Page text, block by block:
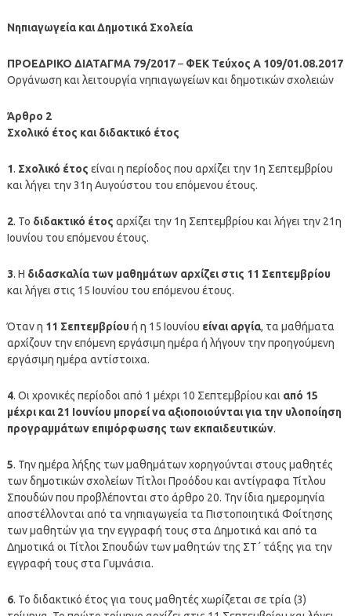
Νηπιαγωγεία και Δημοτικά Σχολεία
ΠΡΟΕΔΡΙΚΟ ΔΙΑΤΑΓΜΑ 79/2017– ΦΕΚ Τεύχος Α 109/01.08.2017
Οργάνωση και λειτουργία νηπιαγωγείων και δημοτικών σχολειών
Άρθρο 2
Σχολικό έτος και διδακτικό έτος
1. Σχολικό έτος είναι η περίοδος που αρχίζει την 1η Σεπτεμβρίου
και λήγει την 31η Αυγούστου του επόμενου έτους.
2. Το διδακτικό έτος αρχίζει την 1η Σεπτεμβρίου και λήγει την 21η
Ιουνίου του επόμενου έτους.
3. Η διδασκαλία των μαθημάτων αρχίζει στις 11 Σεπτεμβρίου
και λήγει στις 15 Ιουνίου του επόμενου έτους.
Όταν η 11 Σεπτεμβρίουή η 15 Ιουνίου είναι αργία, τα μαθήματα
αρχίζουν την επόμενη εργάσιμη ημέρα ή λήγουν την προηγούμενη
εργάσιμη ημέρα αντίστοιχα.
4. Οι χρονικές περίοδοι από 1 μέχρι 10 Σεπτεμβρίου και από 15
μέχρι και 21 Ιουνίου μπορεί να αξιοποιούνται για την υλοποίηση
προγραμμάτων επιμόρφωσης των εκπαιδευτικών.
5. Την ημέρα λήξης των μαθημάτων χορηγούνται στους μαθητές
των δημοτικών σχολείων Τίτλοι Προόδου και αντίγραφα Τίτλου
Σπουδών που προβλέπονται στο άρθρο 20. Την ίδια ημερομηνία
αποστέλλονται από τα νηπιαγωγεία τα Πιστοποιητικά Φοίτησης
των μαθητών για την εγγραφή τους στα Δημοτικά και από τα
Δημοτικά οι Τίτλοι Σπουδών των μαθητών της ΣΤ΄ τάξης για την
εγγραφή τους στα Γυμνάσια.
6. Το διδακτικό έτος για τους μαθητές χωρίζεται σε τρία (3)